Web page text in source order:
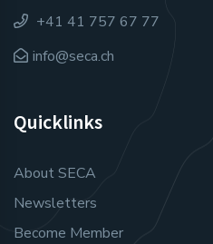
+41 41 757 67 77
info@seca.ch
Quicklinks
About SECA
Newsletters
Become Member